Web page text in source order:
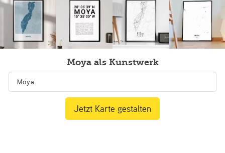
Moya als Kunstwerk
Jetzt Karte gestalten